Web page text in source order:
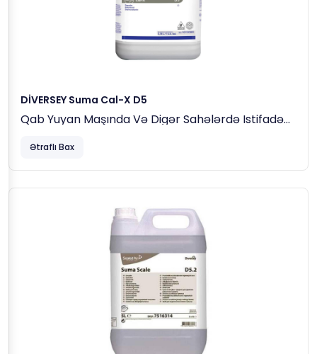
DİVERSEY Suma Cal-X D5
Qab Yuyan Maşında Və Digər Sahələrdə Istifadə
(5.37 Kq)
Ətraflı Bax